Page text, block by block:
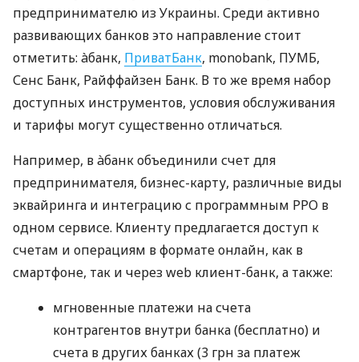
предпринимателю из Украины. Среди активно
развивающих банков это направление стоит
отметить: àбанк, ПриватБанк, monobank, ПУМБ,
Сенс Банк, Райффайзен Банк. В то же время набор
доступных инструментов, условия обслуживания
и тарифы могут существенно отличаться.
Например, в àбанк объединили счет для
предпринимателя, бизнес-карту, различные виды
эквайринга и интеграцию с программным РРО в
одном сервисе. Клиенту предлагается доступ к
счетам и операциям в формате онлайн, как в
смартфоне, так и через web клиент-банк, а также:
мгновенные платежи на счета
контрагентов внутри банка (бесплатно) и
счета в других банках (3 грн за платеж